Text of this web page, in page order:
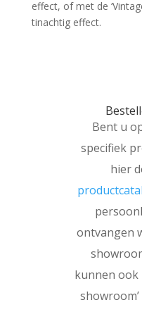
effect, of met de
tinachtig effect.
Bent u
specifiek
hier
ontvangen
kunnen ook